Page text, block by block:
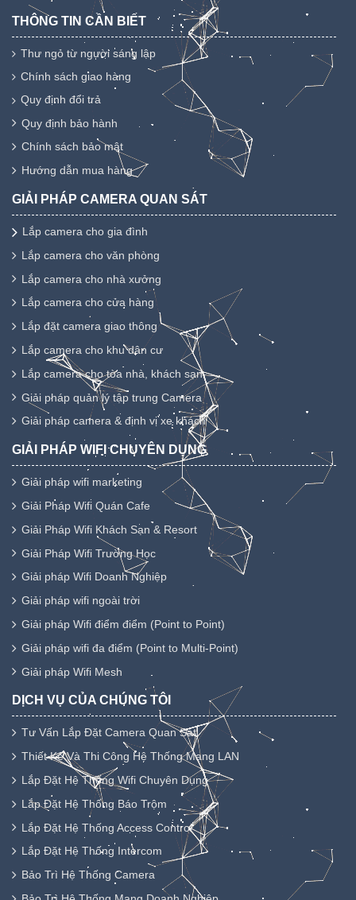
THÔNG TIN CẦN BIẾT
Thư ngỏ từ người sáng lập
Chính sách giao hàng
Quy định đổi trả
Quy định bảo hành
Chính sách bảo mật
Hướng dẫn mua hàng
GIẢI PHÁP CAMERA QUAN SÁT
Lắp camera cho gia đình
Lắp camera cho văn phòng
Lắp camera cho nhà xưởng
Lắp camera cho cửa hàng
Lắp đặt camera giao thông
Lắp camera cho khu dân cư
Lắp camera cho tòa nhà, khách sạn
Giải pháp quản lý tập trung Camera
Giải pháp camera & định vị xe khách
GIẢI PHÁP WIFI CHUYÊN DỤNG
Giải pháp wifi marketing
Giải Pháp Wifi Quán Cafe
Giải Pháp Wifi Khách Sạn & Resort
Giải Pháp Wifi Trường Học
Giải pháp Wifi Doanh Nghiệp
Giải pháp wifi ngoài trời
Giải pháp Wifi điểm điểm (Point to Point)
Giải pháp wifi đa điểm (Point to Multi-Point)
Giải pháp Wifi Mesh
DỊCH VỤ CỦA CHÚNG TÔI
Tư Vấn Lắp Đặt Camera Quan Sát
Thiết Kế Và Thi Công Hệ Thống Mạng LAN
Lắp Đặt Hệ Thống Wifi Chuyên Dụng
Lắp Đặt Hệ Thống Báo Trộm
Lắp Đặt Hệ Thống Access Control
Lắp Đặt Hệ Thống Intercom
Bảo Trì Hệ Thống Camera